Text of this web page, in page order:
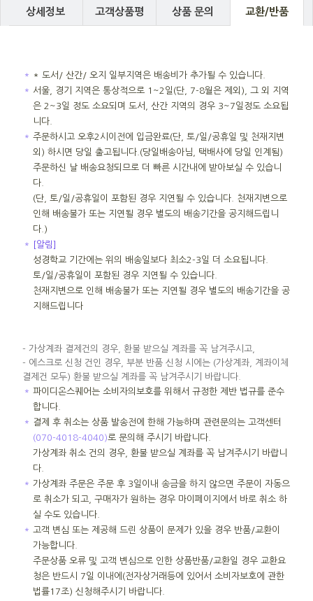
상세정보 고객상품평 상품 문의 교환/반품
＊
* 도서/ 산간/ 오지 일부지역은 배송비가 추가될 수 있습니다.
＊ 서울, 경기 지역은 통상적으로 1~2일(단, 7-8월은 제외), 그 외 지역
은 2~3일 정도 소요되며 도서, 산간 지역의 경우 3~7일정도 소요됩
니다.
＊ 주문하시고 오후2시이전에 입금완료(단, 토/일/공휴일 및 천재지변
외) 하시면 당일 출고됩니다.(당일배송아님, 택배사에 당일 인계됨)
주문하신 날 배송요청되므로 더 빠른 시간내에 받아보실 수 있습니
다.
(단, 토/일/공휴일이 포함된 경우 지연될 수 있습니다. 천재지변으로
인해 배송불가 또는 지연될 경우 별도의 배송기간을 공지해드립니
다.)
＊
[알림]
성경학교 기간에는 위의 배송일보다 최소2-3일 더 소요됩니다.
토/일/공휴일이 포함된 경우 지연될 수 있습니다.
천재지변으로 인해 배송불가 또는 지연될 경우 별도의 배송기간을 공
지해드립니다
- 가상계좌 결제건의 경우, 환불 받으실 계좌를 꼭 남겨주시고,
- 에스크로 신청 건인 경우, 부분 반품 신청 시에는 (가상계좌, 계좌이체
결제건 모두) 환불 받으실 계좌를 꼭 남겨주시기 바랍니다.
＊ 파이디온스퀘어는 소비자의보호를 위해서 규정한 제반 법규를 준수
합니다.
＊ 결제 후 취소는 상품 발송전에 한해 가능하며 관련문의는 고객센터
(070-4018-4040) 로 문의해 주시기 바랍니다.
가상계좌 취소 건의 경우, 환불 받으실 계좌를 꼭 남겨주시기 바랍니
다.
＊ 가상계좌 주문은 주문 후 3일이내 송금을 하지 않으면 주문이 자동으
로 취소가 되고, 구매자가 원하는 경우 마이페이지에서 바로 취소 하
실 수도 있습니다.
＊
고객 변심 또는 제공해 드린 상품이 문제가 있을 경우 반품/교환이
가능합니다.
주문상품 오류 및 고객 변심으로 인한 상품반품/교환일 경우 교환요
청은 반드시 7일 이내에(전자상거래등에 있어서 소비자보호에 관한
법률17조) 신청해주시기 바랍니다.